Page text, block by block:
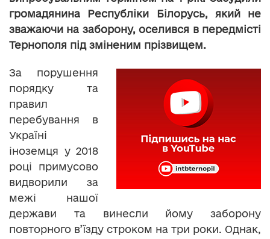
громадянина Республіки Білорусь, який не
зважаючи на заборону, оселився в передмісті
Тернополя під зміненим прізвищем.
За порушення
порядку та
правил
перебування в
Україні
іноземця у 2018
році примусово
видворили за
межі нашої
держави та винесли йому заборону
повторного в’їзду строком на три роки. Однак,